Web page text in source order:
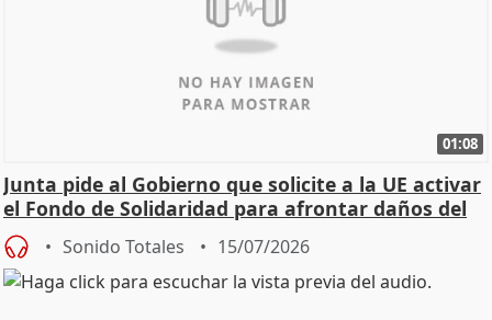
01:08
Junta pide al Gobierno que solicite a la UE activar
el Fondo de Solidaridad para afrontar daños del
Sonido Totales 15/07/2026